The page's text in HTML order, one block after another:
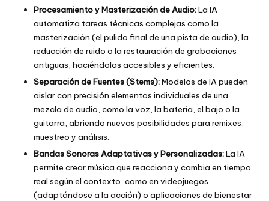
Procesamiento y Masterización de Audio:La IA
automatiza tareas técnicas complejas como la
masterización (el pulido final de una pista de audio), la
reducción de ruido o la restauración de grabaciones
antiguas, haciéndolas accesibles y eficientes.
Separación de Fuentes (Stems):Modelos de IA pueden
aislar con precisión elementos individuales de una
mezcla de audio, como la voz, la batería, el bajo o la
guitarra, abriendo nuevas posibilidades para remixes,
muestreo y análisis.
Bandas Sonoras Adaptativas y Personalizadas:La IA
permite crear música que reacciona y cambia en tiempo
real según el contexto, como en videojuegos
(adaptándose a la acción) o aplicaciones de bienestar